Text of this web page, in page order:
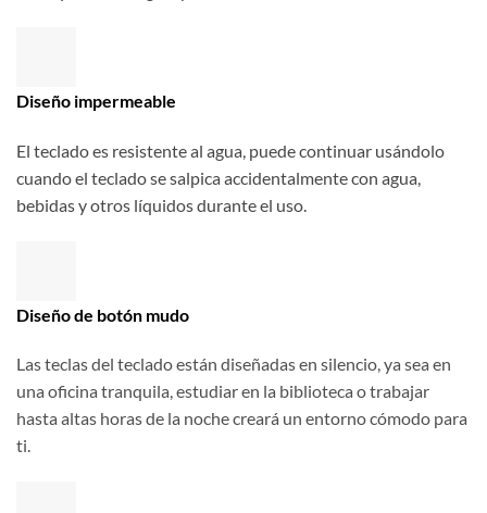
Diseño impermeable
El teclado es resistente al agua, puede continuar usándolo
cuando el teclado se salpica accidentalmente con agua,
bebidas y otros líquidos durante el uso.
Diseño de botón mudo
Las teclas del teclado están diseñadas en silencio, ya sea en
una oficina tranquila, estudiar en la biblioteca o trabajar
hasta altas horas de la noche creará un entorno cómodo para
ti.